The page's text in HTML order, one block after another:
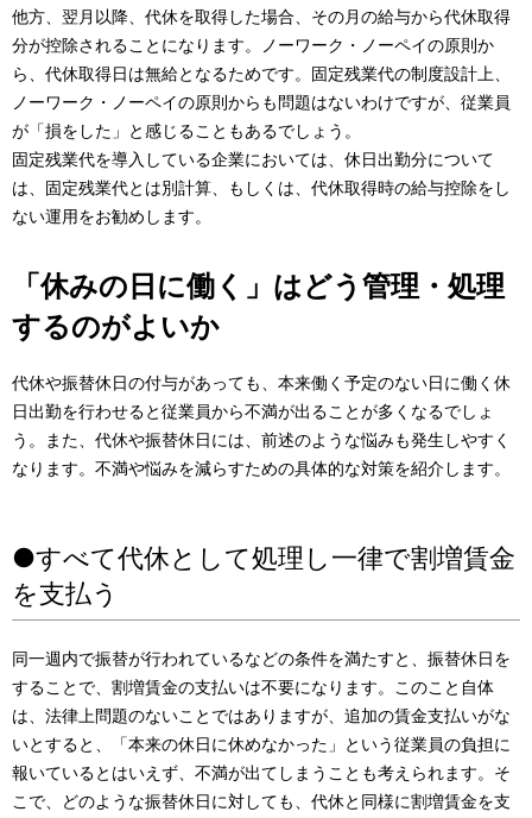
他方、翌月以降、代休を取得した場合、その月の給与から代休取得
分が控除されることになります。ノーワーク・ノーペイの原則か
ら、代休取得日は無給となるためです。固定残業代の制度設計上、
ノーワーク・ノーペイの原則からも問題はないわけですが、従業員
が「損をした」と感じることもあるでしょう。
固定残業代を導入している企業においては、休日出勤分について
は、固定残業代とは別計算、もしくは、代休取得時の給与控除をし
ない運用をお勧めします。
「休みの日に働く」はどう管理・処理
するのがよいか
代休や振替休日の付与があっても、本来働く予定のない日に働く休
日出勤を行わせると従業員から不満が出ることが多くなるでしょ
う。また、代休や振替休日には、前述のような悩みも発生しやすく
なります。不満や悩みを減らすための具体的な対策を紹介します。
●すべて代休として処理し一律で割増賃金
を支払う
同一週内で振替が行われているなどの条件を満たすと、振替休日を
することで、割増賃金の支払いは不要になります。このこと自体
は、法律上問題のないことではありますが、追加の賃金支払いがな
いとすると、「本来の休日に休めなかった」という従業員の負担に
報いているとはいえず、不満が出てしまうことも考えられます。そ
こで、どのような振替休日に対しても、代休と同様に割増賃金を支